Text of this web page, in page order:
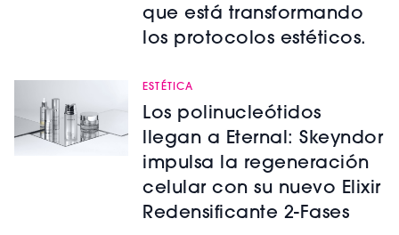
que está transformando
los protocolos estéticos.
ESTÉTICA
Los polinucleótidos
llegan a Eternal: Skeyndor
impulsa la regeneración
celular con su nuevo Elixir
Redensificante 2-Fases